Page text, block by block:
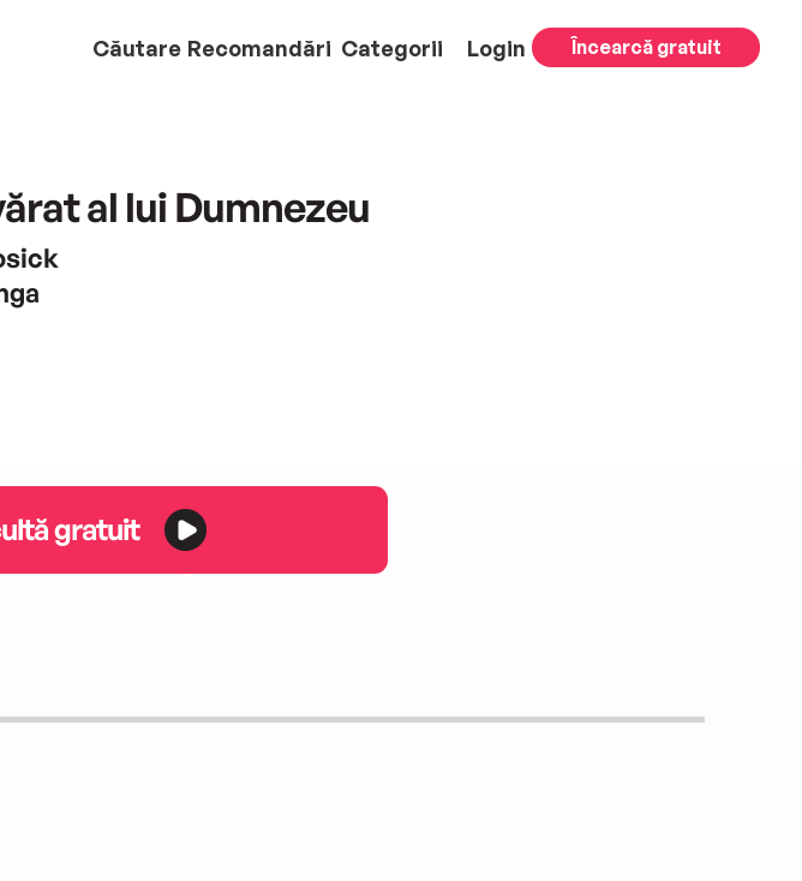
Căutare Recomandări Categorii Login Încearcă gratuit
al lui Dumnezeu
gratuit